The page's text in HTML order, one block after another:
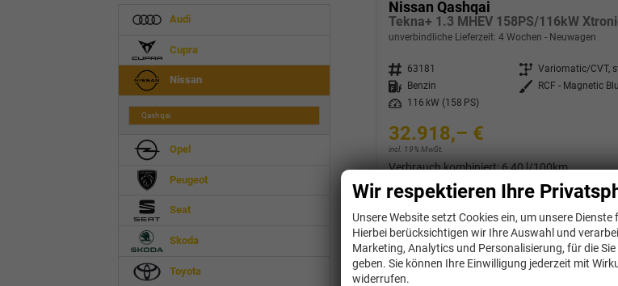
Nissan Qashqai
unverbindliche Lieferzeit: 4 Wochen Neuwagen
Fahrzeugnr. 63181 Getriebe
Kraftstoff
Benzin Außenfarbe
Leistung
116 kW (158 PS)
32.918,– €
incl. 19% MwSt.
Verbrauch kombiniert:6,40 l/100km
-Klasse:
E
CO2-Emissionen:144,00 g/km
Datensätze pro Seite:
10 20 50 100 250
Audi
Cupra
Nissan
Qashqai
Opel
Peugeot
Seat
Skoda
Toyota
Wir respektieren Ihre
Unsere Website setzt Cookies ein, um unsere Dienste
Hierbei berücksichtigen wir Ihre Auswahl und
Marketing, Analytics und Personalisierung, für die
geben. Sie können Ihre Einwilligung jederzeit mit
widerrufen.